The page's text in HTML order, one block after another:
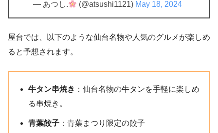
— あつし. (@atsushi1121) May 18, 2024
屋台では、以下のような仙台名物や人気のグルメが楽しめ
ると予想されます。
牛タン串焼き ：​仙台名物の牛タンを手軽に楽しめ
る串焼き。
青葉餃子 ：​青葉まつり限定の餃子